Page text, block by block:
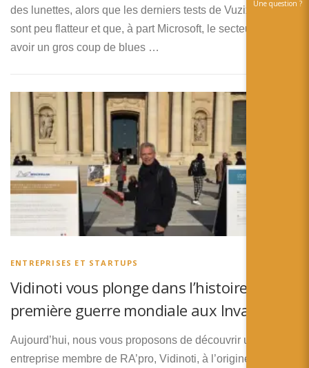
des lunettes, alors que les derniers tests de Vuzix Blades
sont peu flatteur et que, à part Microsoft, le secteur semble
avoir un gros coup de blues …
ENTREPRISES ET STARTUPS
Vidinoti vous plonge dans l’histoire de la
première guerre mondiale aux Invalides
Aujourd’hui, nous vous proposons de découvrir une
entreprise membre de RA’pro, Vidinoti, à l’origine de
Une question ?